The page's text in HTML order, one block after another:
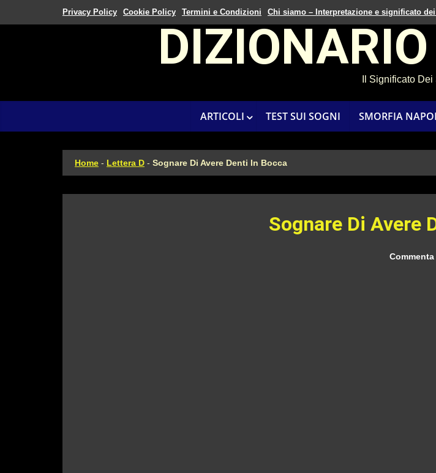
Privacy Policy Cookie Policy Termini e Condizioni Chi siamo – Interpretazione e significato
Il Significato
ARTICOLI TEST SUI SOGNI SMORFIA
Home - Lettera D - Sognare Di Avere Denti In Bocca
Sognare Di Avere
Commenta